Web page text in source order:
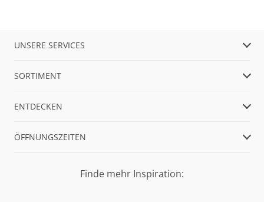
UNSERE SERVICES
SORTIMENT
ENTDECKEN
ÖFFNUNGSZEITEN
Finde mehr Inspiration: